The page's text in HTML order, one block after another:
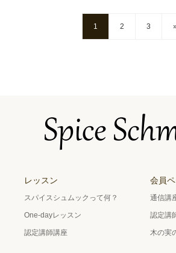
1 2 3
レッスン
スパイスシュムックって何？
One-dayレッスン
認定講師講座
会員
通信講
認定講
木の実